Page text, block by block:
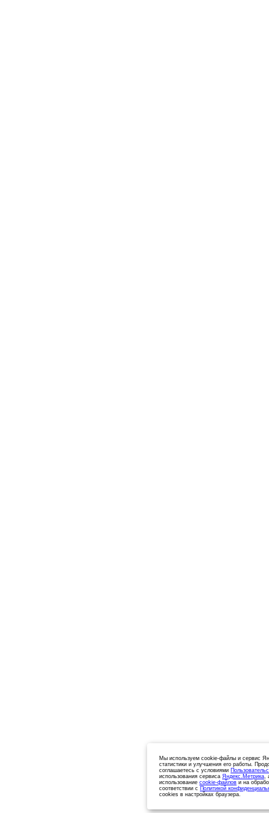
Мы используем cookie-файлы и сервис
статистики и улучшения его работы.
соглашаетесь с условиями
использования сервиса Яндекс.Метрика,
использование cookie-файлов и на
соответствии с Политикой
cookies в настройках браузера.